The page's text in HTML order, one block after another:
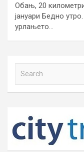
Обањ, 20
јануари Бедно
урлањето…
h